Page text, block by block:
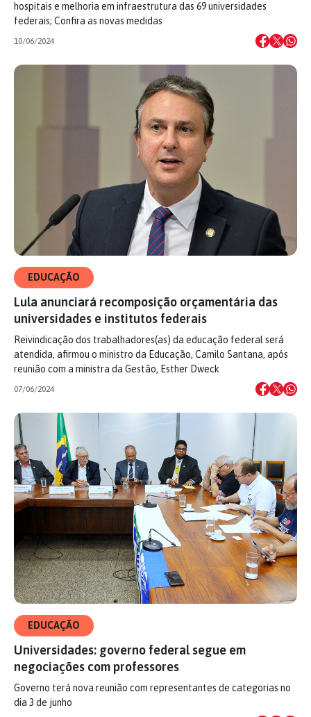
hospitais e melhoria em infraestrutura das 69 universidades
federais; Confira as novas medidas
10/06/2024
EDUCAÇÃO
Lula anunciará recomposição orçamentária das
universidades e institutos federais
Reivindicação dos trabalhadores(as) da educação federal será
atendida, afirmou o ministro da Educação, Camilo Santana, após
reunião com a ministra da Gestão, Esther Dweck
07/06/2024
EDUCAÇÃO
Universidades: governo federal segue em
negociações com professores
Governo terá nova reunião com representantes de categorias no
dia 3 de junho